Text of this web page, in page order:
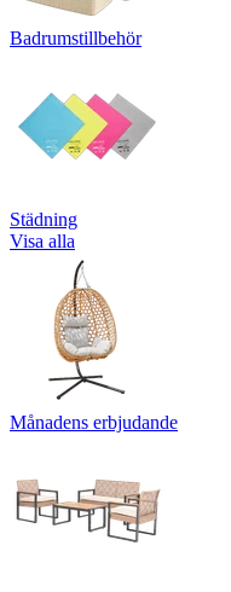
Badrumstillbehör
Städning
Visa alla
Månadens erbjudande